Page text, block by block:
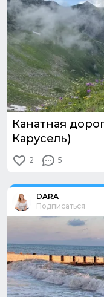
Канатная
Карусель)
2 5
Из путешествия:
DARA
Подписаться